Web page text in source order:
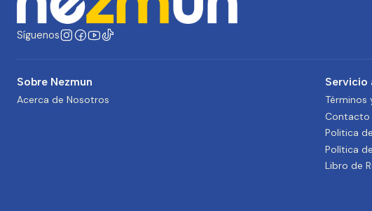
Síguenos
Sobre Nezmun
Acerca de Nosotros
Servicio
Términos
Contacto
Politica
Política
Libro de